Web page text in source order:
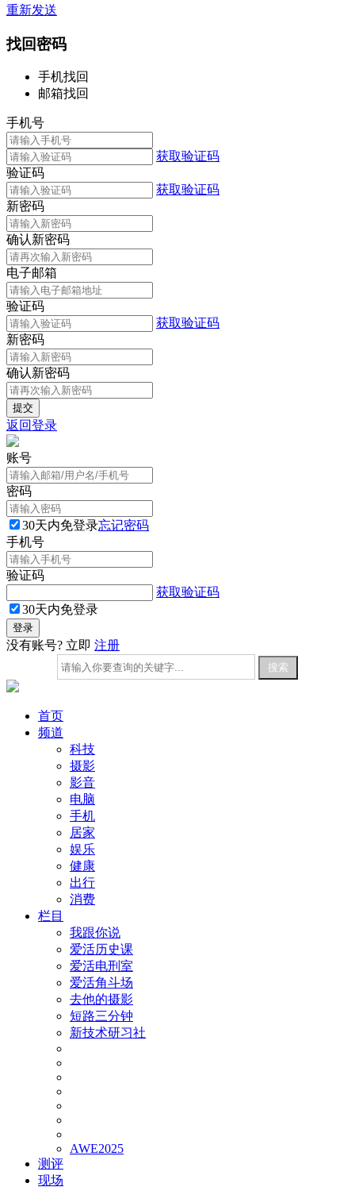
重新发送
找回密码
手机找回
邮箱找回
手机号
获取验证码
验证码
获取验证码
新密码
确认新密码
电子邮箱
验证码
获取验证码
新密码
确认新密码
返回登录
账号
密码
30天内免登录忘记密码
手机号
验证码
获取验证码
30天内免登录
没有账号? 立即 注册
首页
频道
科技
摄影
影音
电脑
手机
居家
娱乐
健康
出行
消费
栏目
我跟你说
爱活历史课
爱活电刑室
爱活角斗场
去他的摄影
短路三分钟
新技术研习社
AWE2025
测评
现场